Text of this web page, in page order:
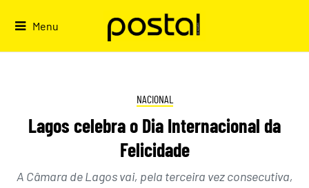
Menu
NACIONAL
Lagos celebra o Dia Internacional da
Felicidade
A Câmara de Lagos vai, pela terceira vez consecutiva,